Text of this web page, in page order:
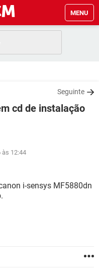
MENU
Seguinte
cd de instalação
às 12:44
i-sensys MF5880dn